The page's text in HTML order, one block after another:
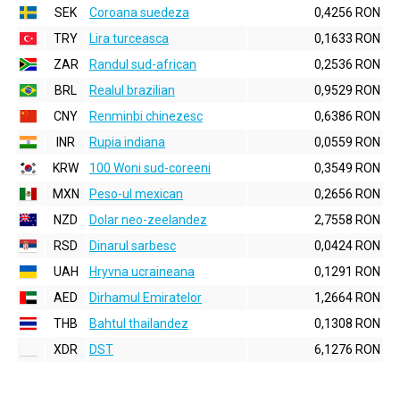
SEK
Coroana suedeza
0,4256 RON
TRY
Lira turceasca
0,1633 RON
ZAR
Randul sud-african
0,2536 RON
BRL
Realul brazilian
0,9529 RON
CNY
Renminbi chinezesc
0,6386 RON
INR
Rupia indiana
0,0559 RON
KRW
100 Woni sud-coreeni
0,3549 RON
MXN
Peso-ul mexican
0,2656 RON
NZD
Dolar neo-zeelandez
2,7558 RON
RSD
Dinarul sarbesc
0,0424 RON
UAH
Hryvna ucraineana
0,1291 RON
AED
Dirhamul Emiratelor
1,2664 RON
THB
Bahtul thailandez
0,1308 RON
XDR
DST 6,1276 RON